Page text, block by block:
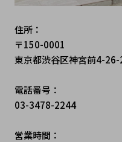
住所：
〒150-0001
東京都渋谷区神宮前4-
電話番号：
03-3478-2244
営業時間：